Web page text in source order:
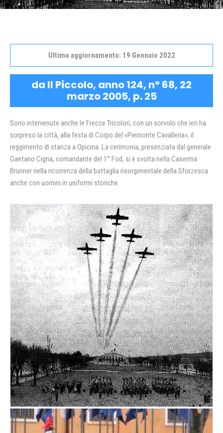
Ultimo aggiornamento: 19 Gennaio 2022
da Il Piccolo, anno 124, n° 68, 22
marzo 2005, p. 25
Sono intervenute anche le Frecce Tricolori, con un sorvolo che ieri ha
sorpreso la città, alla festa di Corpo del «Piemonte Cavalleria», il
reggimento di stanza a Opicina. La cerimonia, presenziata dal generale
Gaetano Cigna, comandante del 1° Fod, si è svolta nella Caserma
Brunner nella ricorrenza della battaglia risorgimentale della Sforzesca
anche con uomini in uniformi storiche.